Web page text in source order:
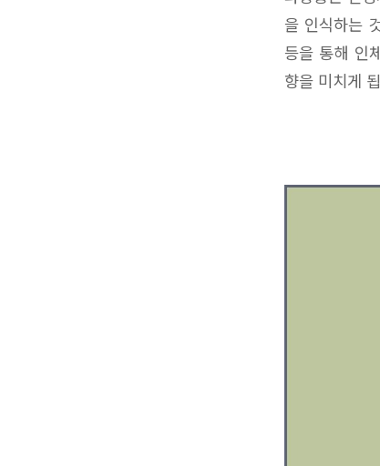
을 인식하는
등을 통해 인
향을 미치게